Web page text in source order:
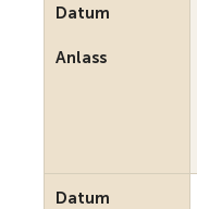
Datum
Anlass
Datum